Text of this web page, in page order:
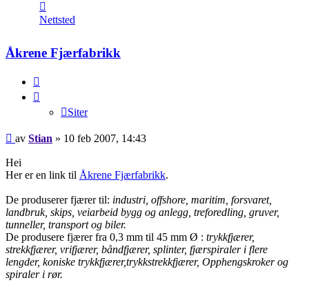
Stian
Nettsted
Åkrene Fjærfabrikk
Siter
Legg
av Stian » 10 feb 2007, 14:43
Hei
Her er en link til Åkrene Fjærfabrikk.
De produserer fjærer til: industri, offshore, maritim, forsvaret,
landbruk, skips, veiarbeid bygg og anlegg, treforedling, gruver,
tunneller, transport og biler.
De produsere fjærer fra 0,3 mm til 45 mm Ø : trykkfjærer,
strekkfjærer, vrifjærer, båndfjærer, splinter, fjærspiraler i flere
lengder, koniske trykkfjærer,trykkstrekkfjærer, Opphengskroker og
spiraler i rør.